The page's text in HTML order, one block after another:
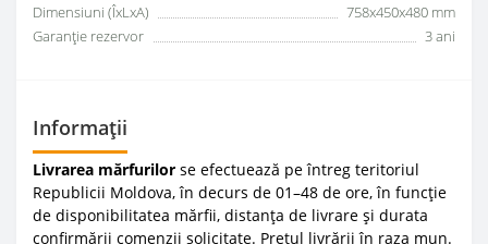
Dimensiuni (ÎxLxA)
758x450x480 mm
Garanţie rezervor
3 ani
Informații
Livrarea mărfurilor se efectuează pe întreg teritoriul
Republicii Moldova, în decurs de 01–48 de ore, în funcție
de disponibilitatea mărfii, distanța de livrare și durata
confirmării comenzii solicitate. Prețul livrării în raza mun.